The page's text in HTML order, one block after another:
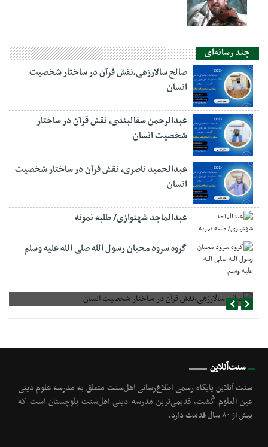
چند رسانه‌ای
صالح سالارزهی،‌نقش قرآن در ساختار شخصیت
انسان
عبدالرحمن سفالبندی، نقش قرآن در ساختار
شخصیت انسان
عبدالحمید ناصری، نقش قرآن در ساختار شخصیت
انسان
عبدالماجد شهنوازی/ طلبه نمونه
گروه سرود محبان رسول الله صلی الله علیه وسلم
صالح سالارزهی،‌نقش قرآن در ساختار شخصیت انسان
سنت‌آنلاین
سنت آنلاین پایگاه رسمی اطلاع‌رسانی اهل‌سنت متعلق به مدرسه علوم دینی
عین العلوم گُشت, قدیمی‌ترین مدرسه دینی اهل‌سنت بلوچستان است که
بیش از ۸۰ سال قدمت دارد.